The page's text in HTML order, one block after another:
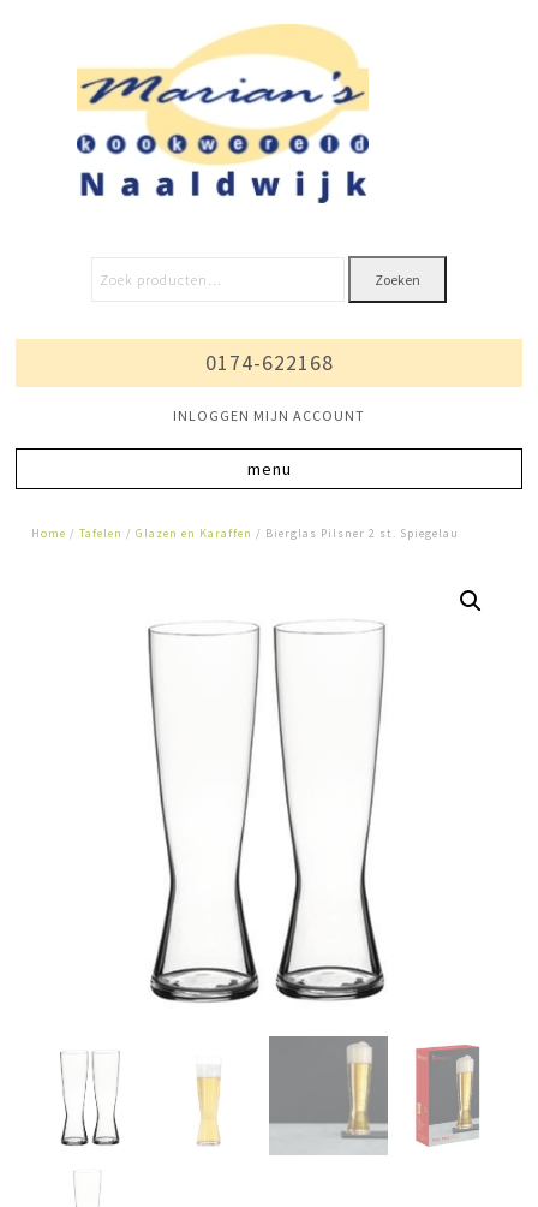
Zoeken
0174-622168
INLOGGEN MIJN ACCOUNT
Home /Tafelen /Glazen en Karaffen / Bierglas Pilsner 2 st. Spiegelau